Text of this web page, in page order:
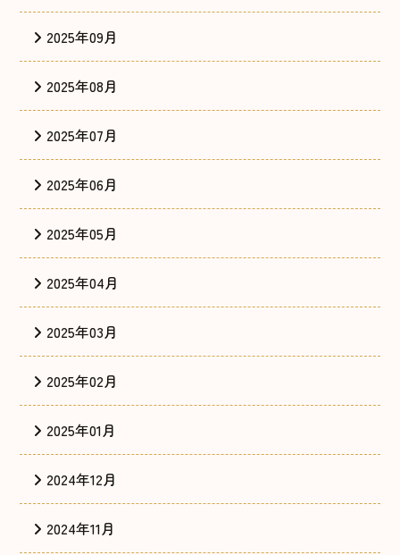
2025年09月
2025年08月
2025年07月
2025年06月
2025年05月
2025年04月
2025年03月
2025年02月
2025年01月
2024年12月
2024年11月